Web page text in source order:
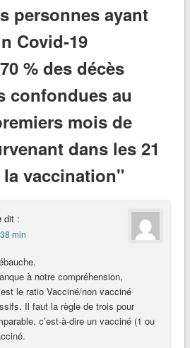
personnes ayant
Covid-19
% des décès
confondues au
mois de
dans les 21
vaccination"
dit :
min
à notre compréhension,
le ratio Vacciné/non vacciné
Il faut la règle de trois pour
c’est-à-dire un vacciné (1 ou